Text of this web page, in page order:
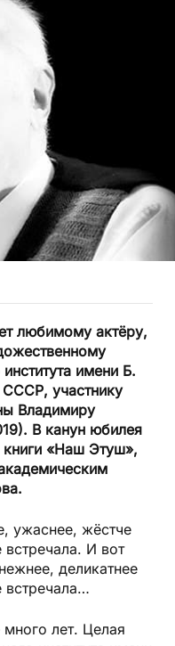
любимому актёру,
имени Б.
участнику
Владимиру
В канун юбилея
книги «Наш Этуш»,
ужаснее, жёстче
И вот
деликатнее
встречала…
лет. Целая